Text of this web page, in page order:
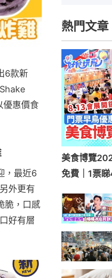
6款新
優惠價食
，最近6
外更有
脆，口感
好有層
熱門文章
美食博覽
免費｜1票